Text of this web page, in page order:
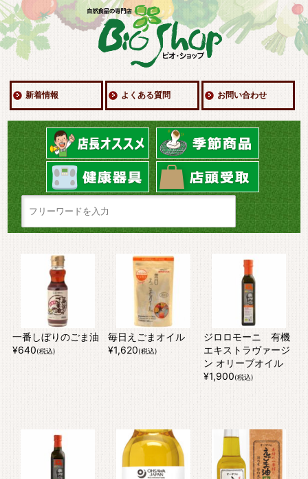
新着情報 よくある質問 お問い合わせ
一番しぼりのごま油
¥640(税込)
毎日えごまオイル
¥1,620(税込)
ジロロモーニ 有機
エキストラヴァージ
ン オリーブオイル
¥1,900(税込)